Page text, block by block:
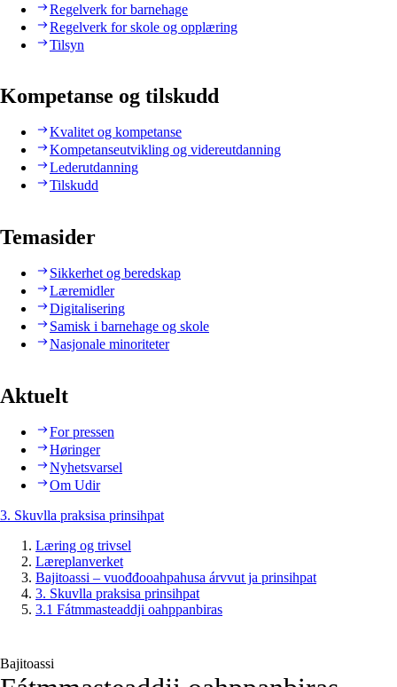
Regelverk for barnehage
Regelverk for skole og opplæring
Tilsyn
Kompetanse og tilskudd
Kvalitet og kompetanse
Kompetanseutvikling og videreutdanning
Lederutdanning
Tilskudd
Temasider
Sikkerhet og beredskap
Læremidler
Digitalisering
Samisk i barnehage og skole
Nasjonale minoriteter
Aktuelt
For pressen
Høringer
Nyhetsvarsel
Om Udir
3. Skuvlla praksisa prinsihpat
Læring og trivsel
Læreplanverket
Bajitoassi – vuođđooahpahusa árvvut ja prinsihpat
3. Skuvlla praksisa prinsihpat
3.1 Fátmmasteaddji oahppanbiras
Bajitoassi